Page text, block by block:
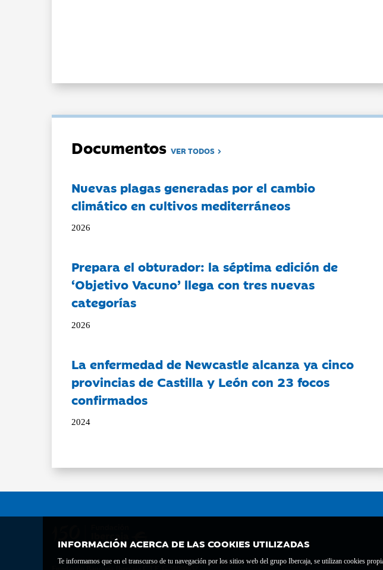
INFORMACIÓN ACERCA DE LAS COOKIES UTILIZADAS
Te informamos que en el transcurso de tu navegación por los sitios web del grupo Ibercaja, se utilizan cookies
DocumentosVER TODOS
Nuevas plagas generadas por el cambio
climático en cultivos mediterráneos
2026
Prepara el obturador: la séptima edición de
‘Objetivo Vacuno’ llega con tres nuevas
categorías
2026
La enfermedad de Newcastle alcanza ya cinco
provincias de Castilla y León con 23 focos
confirmados
2024